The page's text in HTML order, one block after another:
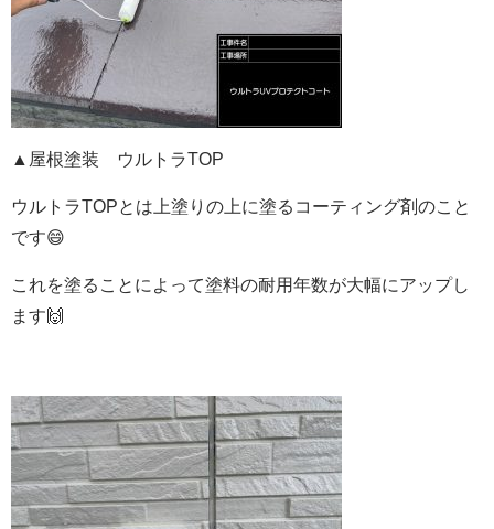
▲屋根塗装 ウルトラTOP
ウルトラTOPとは上塗りの上に塗るコーティング剤のこと
です😄
これを塗ることによって塗料の耐用年数が大幅にアップし
ます🙌